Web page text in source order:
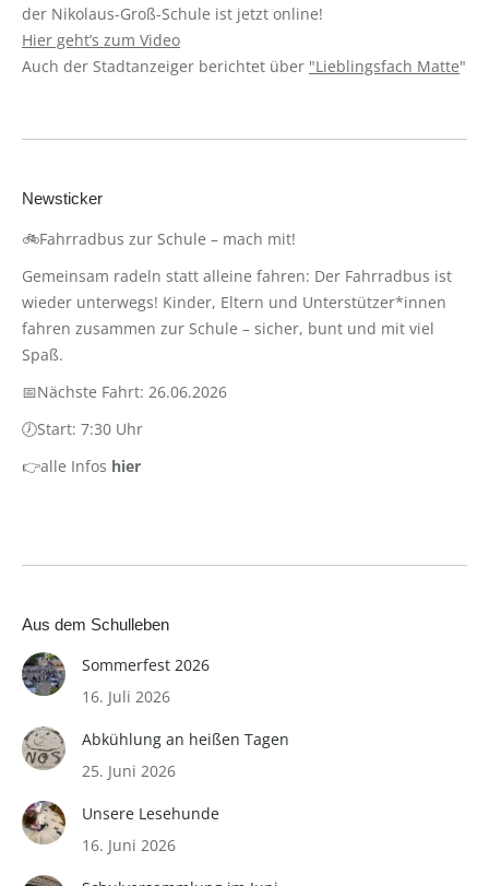
der Nikolaus-Groß-Schule ist jetzt online!
Hier geht’s zum Video
Auch der Stadtanzeiger berichtet über "Lieblingsfach Matte"
Newsticker
🚲Fahrradbus zur Schule – mach mit!
Gemeinsam radeln statt alleine fahren: Der Fahrradbus ist
wieder unterwegs! Kinder, Eltern und Unterstützer*innen
fahren zusammen zur Schule – sicher, bunt und mit viel
Spaß.
📅Nächste Fahrt: 26.06.2026
🕖Start: 7:30 Uhr
👉alle Infos hier
Aus dem Schulleben
Sommerfest 2026
16. Juli 2026
Abkühlung an heißen Tagen
25. Juni 2026
Unsere Lesehunde
16. Juni 2026